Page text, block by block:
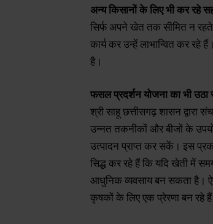
अन्य किसानों के लिए भी कर रहे
सिर्फ अपने खेत तक सीमित न रहते
कार्य कर उन्हें लाभान्वित कर रहे
है।
फसल प्रदर्शन योजना का भी उठा
श्री साहू छत्तीसगढ़ शासन
उन्नत तकनीकों और बीजों के
उत्पादन प्राप्त कर सकें। इस
सिद्ध कर रहे हैं कि यदि खेती में
आधुनिक व्यवसाय बन सकता है।
कृषकों के लिए एक प्रेरणा बन रहे